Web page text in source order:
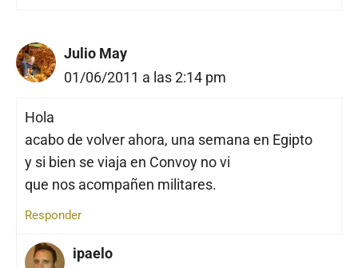
Julio May
01/06/2011 a las 2:14 pm
Hola
acabo de volver ahora, una semana en Egipto
y si bien se viaja en Convoy no vi
que nos acompañen militares.
Responder
ipaelo